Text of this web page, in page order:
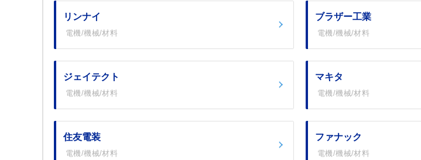
リンナイ
電機/機械/材料
ブラザー工業
電機/機械/材料
ジェイテクト
電機/機械/材料
マキタ
電機/機械/材料
住友電装
電機/機械/材料
ファナック
電機/機械/材料